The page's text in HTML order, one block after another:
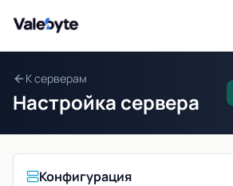
Valebyte
К серверам
Настройка сервера
Конфигурация